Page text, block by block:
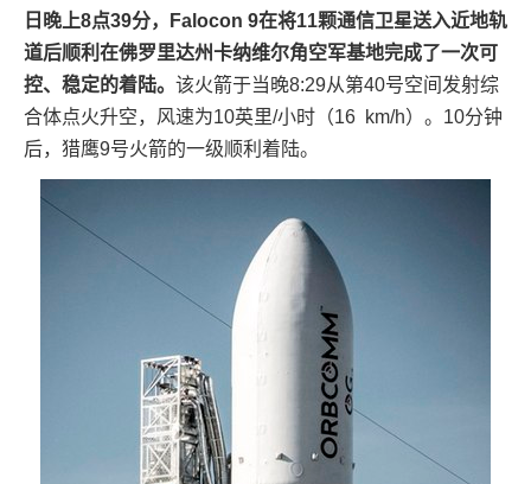
日晚上8点39分，Falocon 9在将11颗通信卫星送入近地轨
道后顺利在佛罗里达州卡纳维尔角空军基地完成了一次可
控、稳定的着陆。 该火箭于当晚8:29从第40号空间发射综
合体点火升空，风速为10英里/小时（16 km/h）。10分钟
后，猎鹰9号火箭的一级顺利着陆。